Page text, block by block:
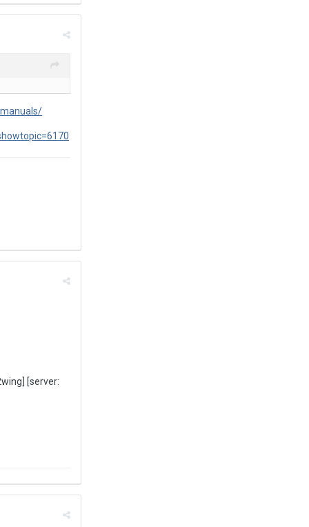
[server: